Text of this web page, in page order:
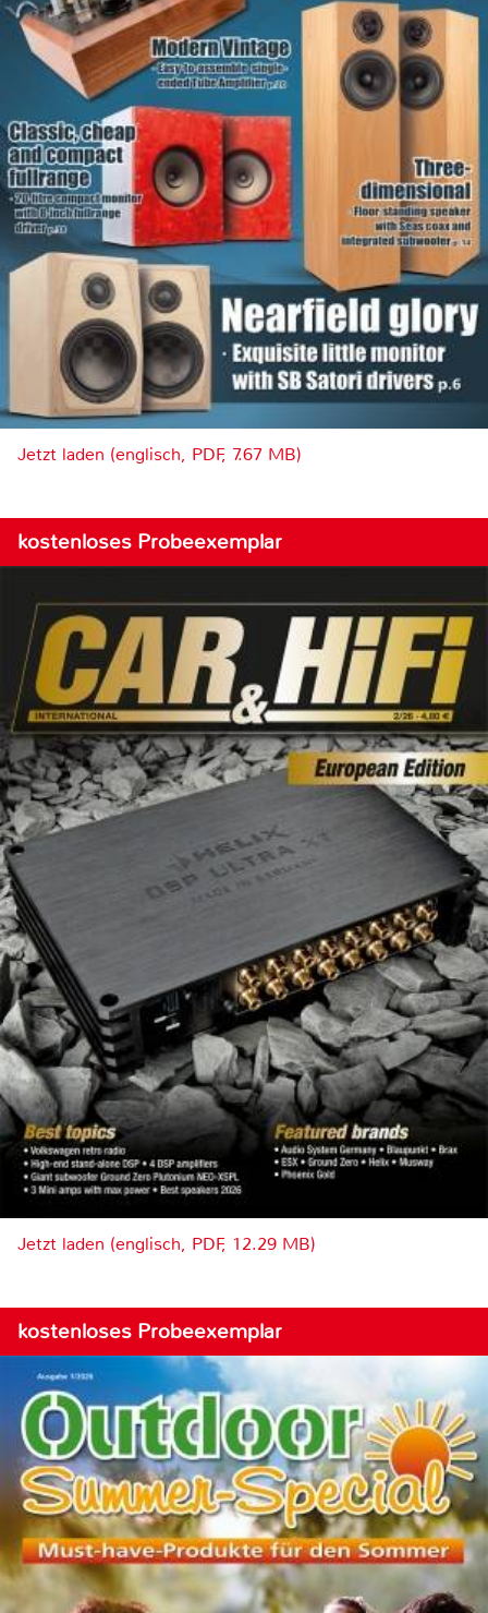
Jetzt laden (englisch, PDF, 7.67 MB)
kostenloses Probeexemplar
Jetzt laden (englisch, PDF, 12.29 MB)
kostenloses Probeexemplar